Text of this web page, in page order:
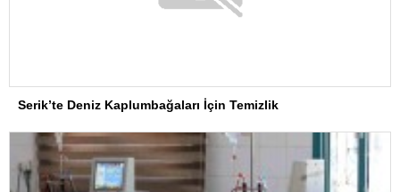
Serik’te Deniz Kaplumbağaları İçin Temizlik